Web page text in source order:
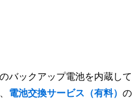
バックアップ電池を内蔵し
電池交換サービス（有料）